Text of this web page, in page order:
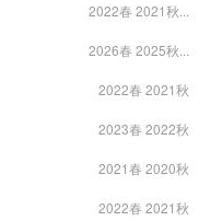
2022春 2021秋...
2026春 2025秋...
2022春 2021秋
2023春 2022秋
2021春 2020秋
2022春 2021秋